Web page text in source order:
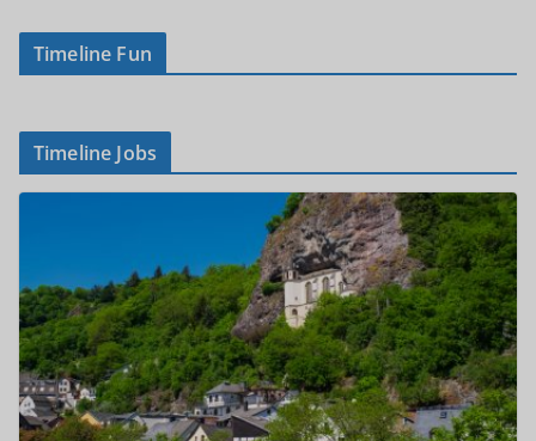
Timeline Fun
Timeline Jobs